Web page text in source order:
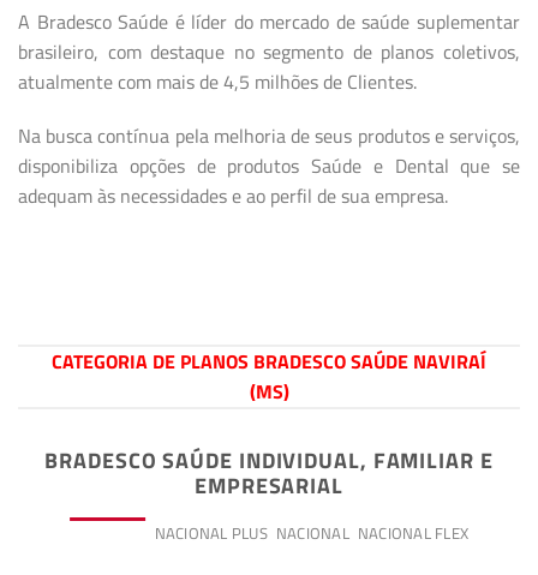
A Bradesco Saúde é líder do mercado de saúde suplementar
brasileiro, com destaque no segmento de planos coletivos,
atualmente com mais de 4,5 milhões de Clientes.
Na busca contínua pela melhoria de seus produtos e serviços,
disponibiliza opções de produtos Saúde e Dental que se
adequam às necessidades e ao perfil de sua empresa.
CATEGORIA DE PLANOS BRADESCO SAÚDE NAVIRAÍ
(MS)
BRADESCO SAÚDE INDIVIDUAL, FAMILIAR E
EMPRESARIAL
NACIONAL PLUS NACIONAL NACIONAL FLEX